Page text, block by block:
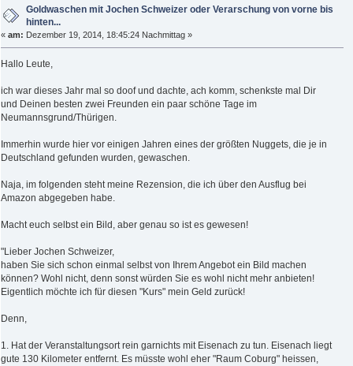
(Gelesen 10842 mal)
Goldwaschen mit Jochen Schweizer oder Verarschung von vorne bis
hinten...
« am: Dezember 19, 2014, 18:45:24 Nachmittag »
Hallo Leute,
ich war dieses Jahr mal so doof und dachte, ach komm, schenkste mal Dir
und Deinen besten zwei Freunden ein paar schöne Tage im
Neumannsgrund/Thürigen.
Immerhin wurde hier vor einigen Jahren eines der größten Nuggets, die je in
Deutschland gefunden wurden, gewaschen.
Naja, im folgenden steht meine Rezension, die ich über den Ausflug bei
Amazon abgegeben habe.
Macht euch selbst ein Bild, aber genau so ist es gewesen!
"Lieber Jochen Schweizer,
haben Sie sich schon einmal selbst von Ihrem Angebot ein Bild machen
können? Wohl nicht, denn sonst würden Sie es wohl nicht mehr anbieten!
Eigentlich möchte ich für diesen "Kurs" mein Geld zurück!
Denn,
1. Hat der Veranstaltungsort rein garnichts mit Eisenach zu tun. Eisenach liegt
gute 130 Kilometer entfernt. Es müsste wohl eher "Raum Coburg" heissen,